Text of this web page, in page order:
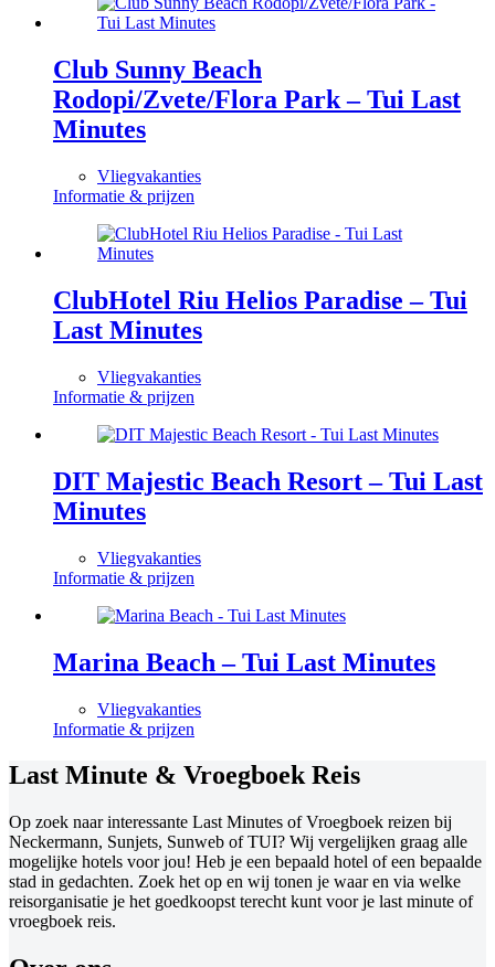
Club Sunny Beach
Rodopi/Zvete/Flora Park – Tui Last
Minutes
Vliegvakanties
Informatie & prijzen
ClubHotel Riu Helios Paradise – Tui
Last Minutes
Vliegvakanties
Informatie & prijzen
DIT Majestic Beach Resort – Tui Last
Minutes
Vliegvakanties
Informatie & prijzen
Marina Beach – Tui Last Minutes
Vliegvakanties
Informatie & prijzen
Last Minute & Vroegboek Reis
Op zoek naar interessante Last Minutes of Vroegboek reizen bij
Neckermann, Sunjets, Sunweb of TUI? Wij vergelijken graag alle
mogelijke hotels voor jou! Heb je een bepaald hotel of een bepaalde
stad in gedachten. Zoek het op en wij tonen je waar en via welke
reisorganisatie je het goedkoopst terecht kunt voor je last minute of
vroegboek reis.